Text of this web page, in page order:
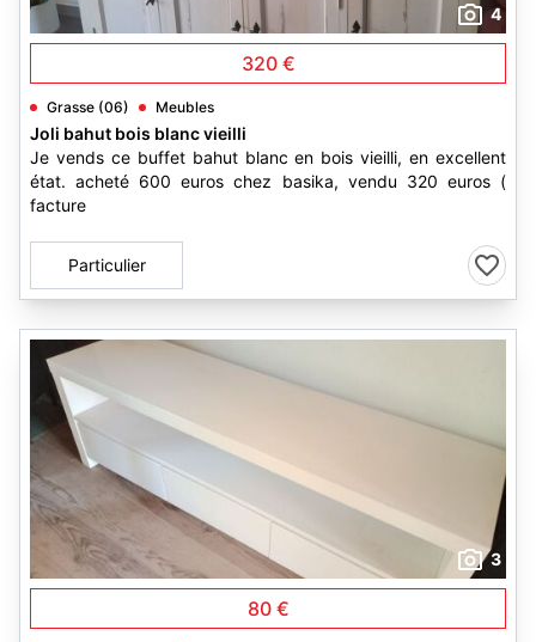
4
320 €
Grasse (06) Meubles
Joli bahut bois blanc vieilli
Je vends ce buffet bahut blanc en bois vieilli, en excellent
état. acheté 600 euros chez basika, vendu 320 euros (
facture
Particulier
3
80 €